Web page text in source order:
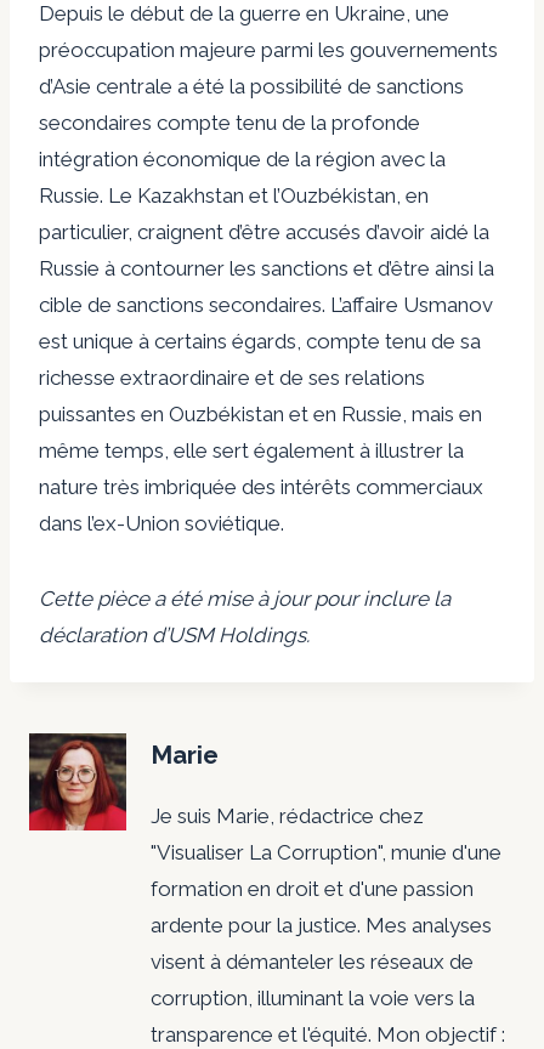
Depuis le début de la guerre en Ukraine, une
préoccupation majeure parmi les gouvernements
d’Asie centrale a été la possibilité de sanctions
secondaires compte tenu de la profonde
intégration économique de la région avec la
Russie. Le Kazakhstan et l’Ouzbékistan, en
particulier, craignent d’être accusés d’avoir aidé la
Russie à contourner les sanctions et d’être ainsi la
cible de sanctions secondaires. L’affaire Usmanov
est unique à certains égards, compte tenu de sa
richesse extraordinaire et de ses relations
puissantes en Ouzbékistan et en Russie, mais en
même temps, elle sert également à illustrer la
nature très imbriquée des intérêts commerciaux
dans l’ex-Union soviétique.
Cette pièce a été mise à jour pour inclure la
déclaration d’USM Holdings.
Marie
Je suis Marie, rédactrice chez
"Visualiser La Corruption", munie d'une
formation en droit et d'une passion
ardente pour la justice. Mes analyses
visent à démanteler les réseaux de
corruption, illuminant la voie vers la
transparence et l'équité. Mon objectif :